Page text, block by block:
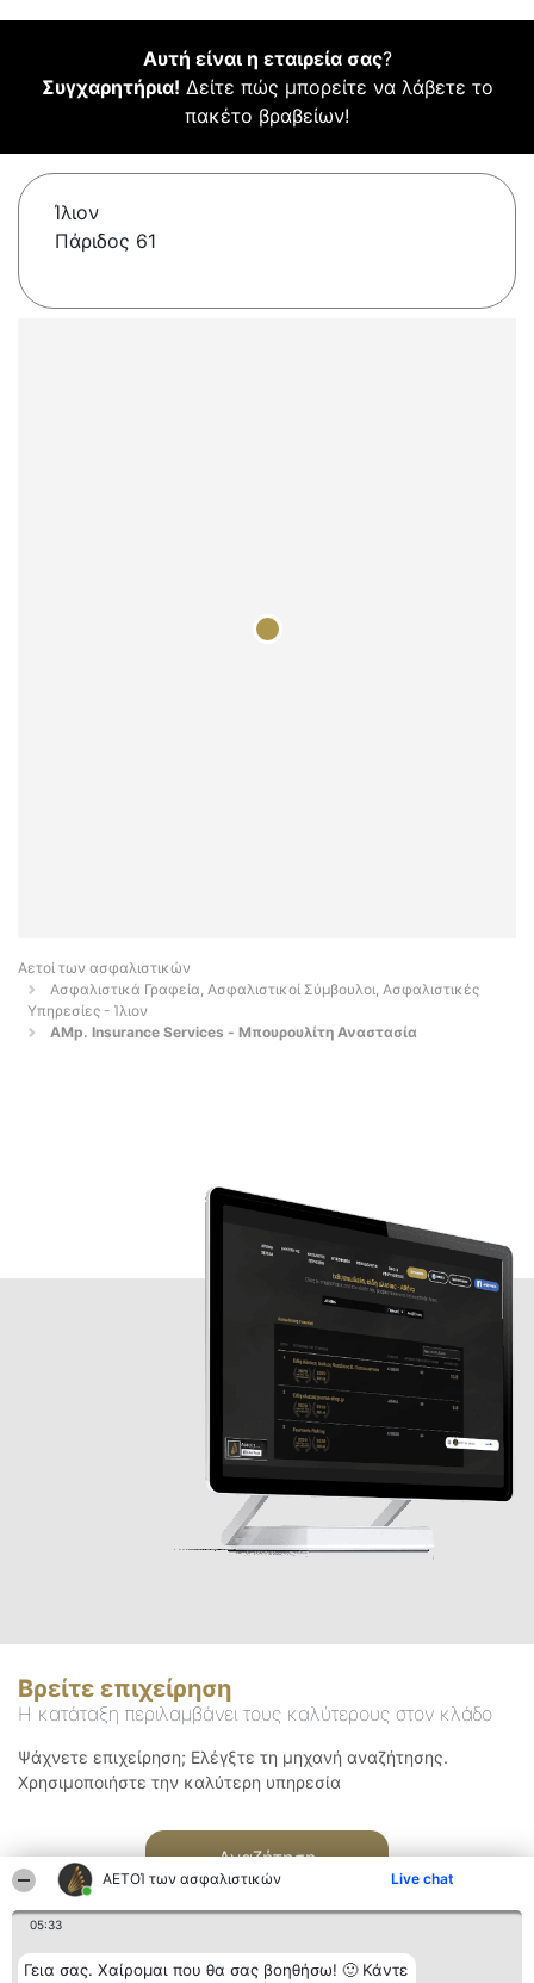
ΑΕΤΟΊ των ασφαλιστικών Live chat
05:33
Γεια σας. Χαίρομαι που θα σας βοηθήσω! 🙂 Κάντε
Αυτή είναι η εταιρεία σας?
Συγχαρητήρια! Δείτε πώς μπορείτε να λάβετε το
πακέτο βραβείων!
Ίλιον
Πάριδος 61
Αετοί των ασφαλιστικών
Ασφαλιστικά Γραφεία, Ασφαλιστικοί Σύμβουλοι, Ασφαλιστικές
Υπηρεσίες - Ίλιον
AMp. Insurance Services - Μπουρουλίτη Αναστασία
Βρείτε επιχείρηση
Η κατάταξη περιλαμβάνει τους καλύτερους στον κλάδο
Ψάχνετε επιχείρηση; Ελέγξτε τη μηχανή αναζήτησης.
Χρησιμοποιήστε την καλύτερη υπηρεσία
Αναζήτηση